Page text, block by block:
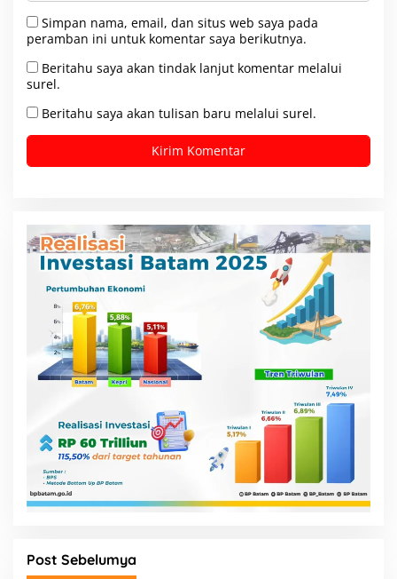
Simpan nama, email, dan situs web saya pada
peramban ini untuk komentar saya berikutnya.
Beritahu saya akan tindak lanjut komentar melalui
surel.
Beritahu saya akan tulisan baru melalui surel.
Post Sebelumya